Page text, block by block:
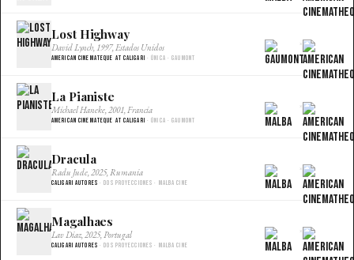
Lost Highway
David Lynch, 1997, Estados Unidos
American Cinemateque at Caligari · Única · Gaumont
×
La Pianiste
Michael Haneke, 2001, Francia
American Cinemateque at Caligari · Única · Gaumont
×
Dracula
Radu Jude, 2025, Rumania
Caligari Autores · Dos proyecciones · Malba Cine
×
Magalhaes
Lav Diaz, 2025, Portugal
Caligari Autores · Dos proyecciones · Malba Cine
×